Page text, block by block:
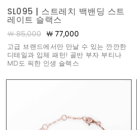
SL095 | 스트레치 백밴딩 스트
레이트 슬랙스
￦ 85,000 ￦ 77,000
고급 브랜드에서만 만날 수 있는 깐깐한
디테일과 입체 패턴! 골반 부자 부티나
MD도 픽한 인생 슬랙스